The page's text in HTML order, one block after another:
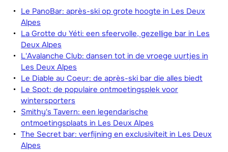
Le PanoBar: après-ski op grote hoogte in Les Deux
Alpes
La Grotte du Yéti: een sfeervolle, gezellige bar in Les
Deux Alpes
L'Avalanche Club: dansen tot in de vroege uurtjes in
Les Deux Alpes
Le Diable au Coeur: de après-ski bar die alles biedt
Le Spot: de populaire ontmoetingsplek voor
wintersporters
Smithy's Tavern: een legendarische
ontmoetingsplaats in Les Deux Alpes
The Secret bar: verfijning en exclusiviteit in Les Deux
Alpes